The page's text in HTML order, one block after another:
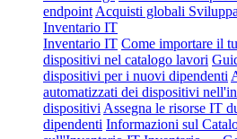
endpoint Acquisti globali
Inventario IT
Inventario IT Come importare il
dispositivi nel catalogo lavori
dispositivi per i nuovi dipendenti
automatizzati dei dispositivi
dispositivi Assegna le risorse IT
dipendenti Informazioni sul